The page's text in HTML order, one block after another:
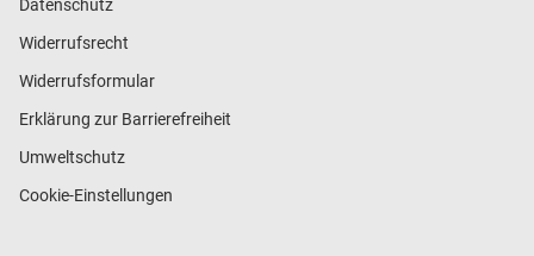
Datenschutz
Widerrufsrecht
Widerrufsformular
Erklärung zur Barrierefreiheit
Umweltschutz
Cookie-Einstellungen